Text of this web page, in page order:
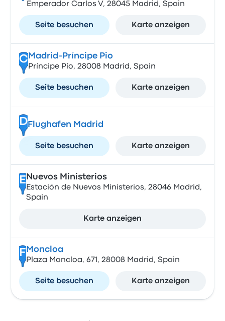
Emperador Carlos V, 28045 Madrid, Spain
Seite besuchen Karte anzeigen
CMadrid-Príncipe Pio
Príncipe Pío, 28008 Madrid, Spain
Seite besuchen Karte anzeigen
DFlughafen Madrid
Seite besuchen Karte anzeigen
E Nuevos Ministerios
Estación de Nuevos Ministerios, 28046 Madrid,
Spain
Karte anzeigen
F Moncloa
Plaza Moncloa, 671, 28008 Madrid, Spain
Seite besuchen Karte anzeigen